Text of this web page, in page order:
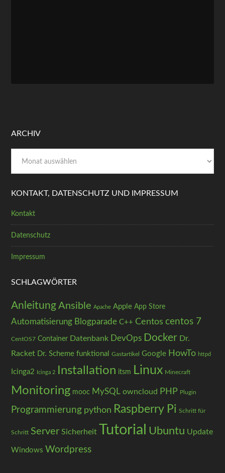
ARCHIV
KONTAKT, DATENSCHUTZ UND IMPRESSUM
Kontakt
Datenschutz
Impressum
SCHLAGWÖRTER
Anleitung Ansible Apache Apple App Store
Automatisierung Blogparade C++ Centos centos 7
CentOS7 Container Datenbank DevOps Docker Dr.
Racket Dr. Scheme funktional Gastartikel Google HowTo httpd
Icinga2 Icinga 2 Installation itsm Linux Minecraft
Monitoring mooc MySQL owncloud PHP Plugin
Programmierung python Raspberry Pi Schritt für
Schritt Server Sicherheit Tutorial Ubuntu Update
Windows Wordpress